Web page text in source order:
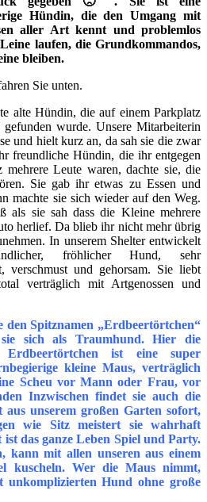
Hündin, die den Umgang mit
aller Art kennt und problemlos
laufen, die Grundkommandos,
bleiben.
Sie unten.
alte Hündin, die auf einem Parkplatz
gefunden wurde. Unsere Mitarbeiterin
und hielt kurz an, da sah sie die zwar
freundliche Hündin, die ihr entgegen
Leute waren, dachte sie, die
Sie gab ihr etwas zu Essen und
machte sie sich wieder auf den Weg.
als sie sah dass die Kleine mehrere
herlief. Da blieb ihr nicht mehr übrig
In unserem Shelter entwickelt
fröhlicher Hund, sehr
verschmust und gehorsam. Sie liebt
verträglich mit Artgenossen und
den Spitznamen „Erdbeertörtchen“
sich als Traumhund. Hier die
ist eine super
kleine Maus, verträglich
Scheu vor Mann oder Frau, vor
Inzwischen findet sie auch die
unserem großen Garten sofort,
wie Sitz meistert sie wahrhaft
das ganze Leben Spiel und Party.
kann mit allen unseren aus einem
kuscheln. Wer die Maus nimmt,
unkomplizierten Hund ohne große